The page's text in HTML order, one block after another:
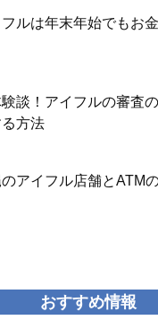
ルは年末年始でもお
談！アイフルの審査
方法
アイフル店舗とATM
おすすめ情報